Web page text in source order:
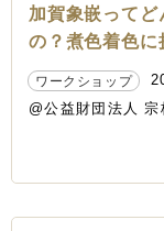
加賀象嵌ってど
の？煮色着色に
ワークショップ
@公益財団法人